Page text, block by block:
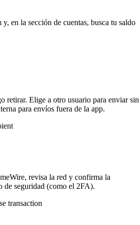
en la sección de cuentas, busca tu saldo
retirar. Elige a otro usuario para enviar sin
para envíos fuera de la app.
revisa la red y confirma la
de seguridad (como el 2FA).